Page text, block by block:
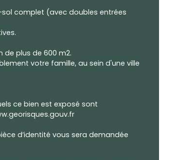
complet (avec doubles entrées
de plus de 600 m2.
votre famille, au sein d'une ville
ce bien est exposé sont
d’identité vous sera demandée